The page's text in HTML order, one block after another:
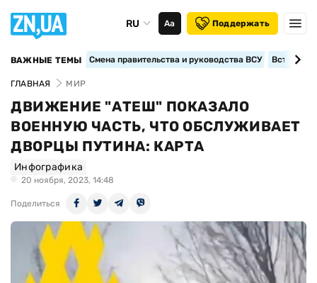
RU Аа Поддержать
ВАЖНЫЕ ТЕМЫ Смена правительства и руководства ВСУ
ГЛАВНАЯ МИР
ДВИЖЕНИЕ "АТЕШ" ПОКАЗАЛО
ВОЕННУЮ ЧАСТЬ, ЧТО ОБСЛУЖИВАЕТ
ДВОРЦЫ ПУТИНА: КАРТА
Инфографика
20 ноября, 2023, 14:48
Поделиться